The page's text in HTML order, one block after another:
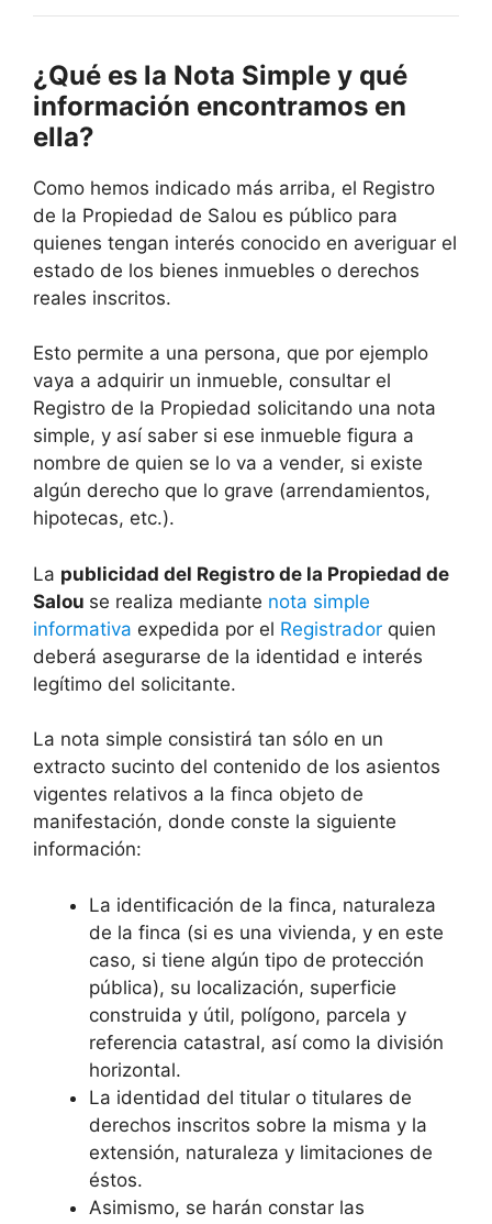
¿Qué es la Nota Simple y qué
información encontramos en
ella?
Como hemos indicado más arriba, el Registro
de la Propiedad de Salou es público para
quienes tengan interés conocido en averiguar el
estado de los bienes inmuebles o derechos
reales inscritos.
Esto permite a una persona, que por ejemplo
vaya a adquirir un inmueble, consultar el
Registro de la Propiedad solicitando una nota
simple, y así saber si ese inmueble figura a
nombre de quien se lo va a vender, si existe
algún derecho que lo grave (arrendamientos,
hipotecas, etc.).
La publicidad del Registro de la Propiedad de
Salou se realiza mediante nota simple
informativa expedida por el Registrador quien
deberá asegurarse de la identidad e interés
legítimo del solicitante.
La nota simple consistirá tan sólo en un
extracto sucinto del contenido de los asientos
vigentes relativos a la finca objeto de
manifestación, donde conste la siguiente
información:
La identificación de la finca, naturaleza
de la finca (si es una vivienda, y en este
caso, si tiene algún tipo de protección
pública), su localización, superficie
construida y útil, polígono, parcela y
referencia catastral, así como la división
horizontal.
La identidad del titular o titulares de
derechos inscritos sobre la misma y la
extensión, naturaleza y limitaciones de
éstos.
Asimismo, se harán constar las